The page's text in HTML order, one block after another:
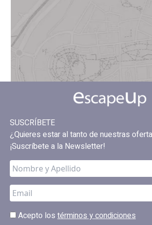
SUSCRÍBETE
¿Quieres estar al tanto de nuestras
¡Suscríbete a la Newsletter!
Acepto los términos y condiciones